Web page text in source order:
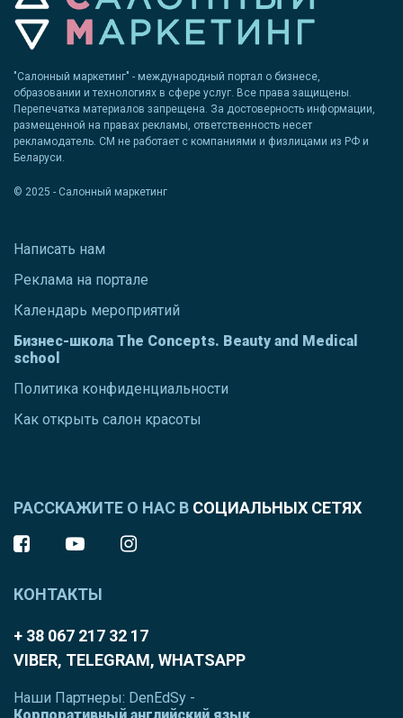
"Салонный маркетинг" - международный портал о бизнесе,
образовании и технологиях в сфере услуг. Все права защищены.
Перепечатка материалов запрещена. За достоверность информации,
размещенной на правах рекламы, ответственность несет
рекламодатель. СМ не работает с компаниями и физлицами из РФ и
Беларуси.
© 2025 - Салонный маркетинг
Написать нам
Реклама на портале
Календарь мероприятий
Бизнес-школа The Concepts. Beauty and Medical
school
Политика конфиденциальности
Как открыть салон красоты
РАССКАЖИТЕ О НАС В СОЦИАЛЬНЫХ СЕТЯХ
КОНТАКТЫ
+ 38 067 217 32 17
VIBER, TELEGRAM, WHATSAPP
Наши Партнеры: DenEdSy -